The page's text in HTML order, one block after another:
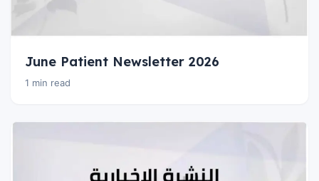
June Patient Newsletter 2026
1 min read